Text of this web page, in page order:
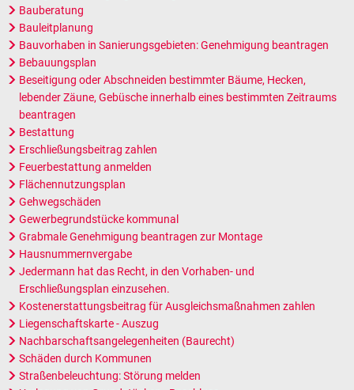
Bauberatung
Bauleitplanung
Bauvorhaben in Sanierungsgebieten: Genehmigung beantragen
Bebauungsplan
Beseitigung oder Abschneiden bestimmter Bäume, Hecken,
lebender Zäune, Gebüsche innerhalb eines bestimmten Zeitraums
beantragen
Bestattung
Erschließungsbeitrag zahlen
Feuerbestattung anmelden
Flächennutzungsplan
Gehwegschäden
Gewerbegrundstücke kommunal
Grabmale Genehmigung beantragen zur Montage
Hausnummernvergabe
Jedermann hat das Recht, in den Vorhaben- und
Erschließungsplan einzusehen.
Kostenerstattungsbeitrag für Ausgleichsmaßnahmen zahlen
Liegenschaftskarte - Auszug
Nachbarschaftsangelegenheiten (Baurecht)
Schäden durch Kommunen
Straßenbeleuchtung: Störung melden